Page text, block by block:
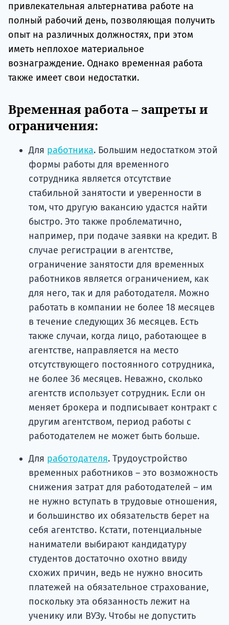
привлекательная альтернатива работе на
полный рабочий день, позволяющая получить
опыт на различных должностях, при этом
иметь неплохое материальное
вознаграждение. Однако временная работа
также имеет свои недостатки.
Временная работа – запреты и
ограничения:
Для работника. Большим недостатком этой
формы работы для временного
сотрудника является отсутствие
стабильной занятости и уверенности в
том, что другую вакансию удастся найти
быстро. Это также проблематично,
например, при подаче заявки на кредит. В
случае регистрации в агентстве,
ограничение занятости для временных
работников является ограничением, как
для него, так и для работодателя. Можно
работать в компании не более 18 месяцев
в течение следующих 36 месяцев. Есть
также случаи, когда лицо, работающее в
агентстве, направляется на место
отсутствующего постоянного сотрудника,
не более 36 месяцев. Неважно, сколько
агентств использует сотрудник. Если он
меняет брокера и подписывает контракт с
другим агентством, период работы с
работодателем не может быть больше.
Для работодателя. Трудоустройство
временных работников – это возможность
снижения затрат для работодателей – им
не нужно вступать в трудовые отношения,
и большинство их обязательств берет на
себя агентство. Кстати, потенциальные
наниматели выбирают кандидатуру
студентов достаточно охотно ввиду
схожих причин, ведь не нужно вносить
платежей на обязательное страхование,
поскольку эта обязанность лежит на
ученику или ВУЗу. Чтобы не допустить